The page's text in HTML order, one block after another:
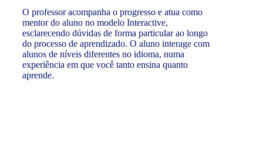
O professor acompanha o progresso e atua como
mentor do aluno no modelo Interactive,
esclarecendo dúvidas de forma particular ao longo
do processo de aprendizado. O aluno interage com
alunos de níveis diferentes no idioma, numa
experiência em que você tanto ensina quanto
aprende.